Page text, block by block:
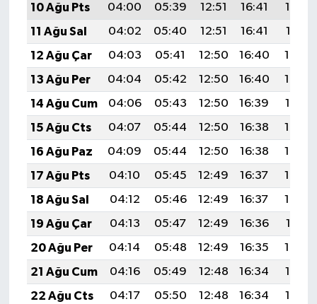
10 Ağu Pts
04:00 05:39 12:51 16:41
19:53
11 Ağu Sal
04:02 05:40 12:51 16:41
19:51
12 Ağu Çar
04:03 05:41 12:50 16:40
19:50
13 Ağu Per
04:04 05:42 12:50 16:40
19:49
14 Ağu Cum
04:06 05:43 12:50 16:39
19:47
15 Ağu Cts
04:07 05:44 12:50 16:38
19:46
16 Ağu Paz
04:09 05:44 12:50 16:38
19:45
17 Ağu Pts
04:10 05:45 12:49 16:37
19:43
18 Ağu Sal
04:12 05:46 12:49 16:37
19:42
19 Ağu Çar
04:13 05:47 12:49 16:36
19:41
20 Ağu Per
04:14 05:48 12:49 16:35
19:39
21 Ağu Cum
04:16 05:49 12:48 16:34
19:38
22 Ağu Cts
04:17 05:50 12:48 16:34
19:36